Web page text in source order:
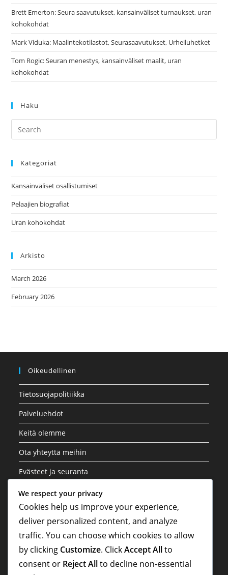
Brett Emerton: Seura saavutukset, kansainväliset turnaukset, uran
kohokohdat
Mark Viduka: Maalintekotilastot, Seurasaavutukset, Urheiluhetket
Tom Rogic: Seuran menestys, kansainväliset maalit, uran
kohokohdat
Haku
Kategoriat
Kansainväliset osallistumiset
Pelaajien biografiat
Uran kohokohdat
Arkisto
March 2026
February 2026
Oikeudellinen
Tietosuojapolitiikka
Palveluehdot
Keitä olemme
Ota yhteyttä meihin
Evästeet ja seuranta
Kategoriat
Kansainväliset osallistumiset
Uran kohokohdat
We respect your privacy
Cookies help us improve your experience,
deliver personalized content, and analyze
traffic. You can choose which cookies to allow
by clicking Customize. ClickAccept Allto
consent or Reject Allto decline non-essential